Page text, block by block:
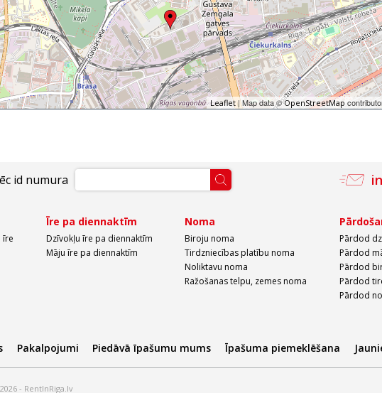
Leaflet| Map data ©OpenStreetMap
id numura
īre
Īre pa diennaktīm
Dzīvokļu īre pa diennaktīm
Māju īre pa diennaktīm
Noma
Biroju noma
Tirdzniecības platību noma
Noliktavu noma
Ražošanas telpu, zemes noma
Pārdod
Pārdod
Pārdod
Pārdod
Pārdod
Pakalpojumi Piedāvā īpašumu mums Īpašuma piemeklēšana
- RentInRiga.lv